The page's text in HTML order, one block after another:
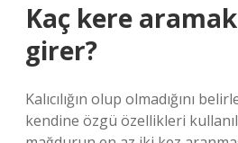
Kaç kere
girer?
Kalıcılığın olup olmadığını
kendine özgü özellikleri